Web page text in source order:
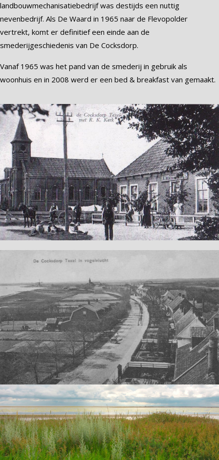
landbouwmechanisatiebedrijf was destijds een nuttig
nevenbedrijf. Als De Waard in 1965 naar de Flevopolder
vertrekt, komt er definitief een einde aan de
smederijgeschiedenis van De Cocksdorp.
Vanaf 1965 was het pand van de smederij in gebruik als
woonhuis en in 2008 werd er een bed & breakfast van gemaakt.